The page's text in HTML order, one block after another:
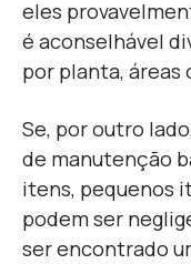
eles
é aconselhável
por planta, áreas
Se, por outro
de manutenção
itens, pequenos
podem ser
ser encontrado